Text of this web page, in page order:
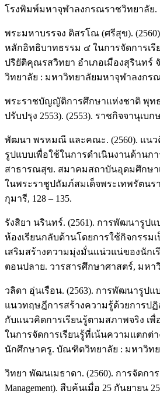
โรงพิมพ์มหาจุฬาลงกรณราชวิทยาลัย.
พระมหาบรรจง ติสรโณ (ศรีสุข).
หลักอิทธิบาทธรรม ๔ ในการจัดการเรี
ปริยัติคุณรสวิทยา อำเภอเมืองสุรินทร์
วิทยาลัย : มหาวิทยาลัยมหาจุฬาลงกร
พระราชบัญญัติการศึกษาแห่งชาติ พุทธ
ปรับปรุง 2553). (2553). ราชกิจจานุเบ
พัฒนา พรหมณี และคณะ. (2560). แน
รูปแบบเพื่อใช้ในการดำเนินงานด้าน
สาธารณสุข. สมาคมสถาบันอุดมศึกษา
ในพระราชูปถัมภ์สมเด็จพระเทพรัตนร
กุมารี, 128 – 135.
รังสิยา นรินทร์. (2561). การพัฒนารูปแ
ห้องเรียนกลับด้านโดยการใช้กิจกรรมเ
เสริมสร้างความมุ่งมั่นแน่วแน่ของนัก
ตอนปลาย. วารสารศึกษาศาสตร์, มหา
วลิดา อุ่นเรือน. (2563). การพัฒนารูปแ
แนวทฤษฎีการสร้างความรู้ด้วยการป
กับแนวคิดการเรียนรู้ตามสภาพจริง เพื่
ในการจัดการเรียนรู้ที่เน้นความแตกต่
นักศึกษาครู. บัณฑิตวิทยาลัย : มหาวิทย
วิทยา พัฒนเมธาดา. (2560). การจัดการ
Management). สืบค้นเมื่อ 25 กันยายน